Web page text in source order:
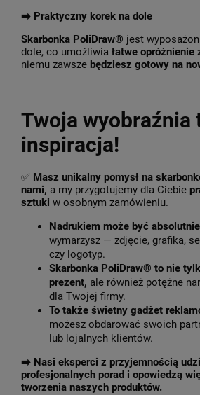
➡️ Praktyczny korek na dole
Skarbonka PoliDraw® jest
dole, co umożliwia łatwe opróżnienie
niemu zawsze będziesz gotowy na
Twoja wyobraźnia
inspiracja!
✅ Masz unikalny pomysł na
nami, a my przygotujemy dla Ciebie
sztuki w osobnym zamówieniu.
Nadrukiem może być
wymarzysz — zdjęcie, grafika,
czy logotyp.
Skarbonka PoliDraw® to nie
prezent, ale również potężne
dla Twojej firmy.
To także świetny gadżet
możesz obdarować swoich
lub lojalnych klientów.
➡️ Nasi eksperci z przyjemnością
profesjonalnych porad i opowiedzą
tworzenia naszych produktów.